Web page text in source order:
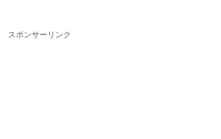
スポンサーリンク